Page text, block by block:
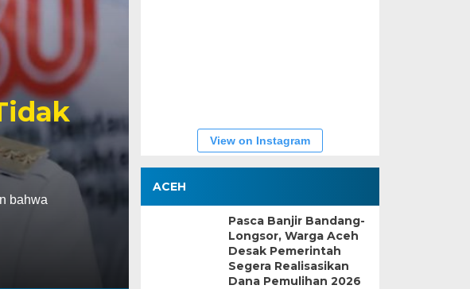
bahwa
View on Instagram
ACEH
Pasca Banjir Bandang-
Longsor, Warga Aceh
Desak Pemerintah
Segera Realisasikan
Dana Pemulihan 2026